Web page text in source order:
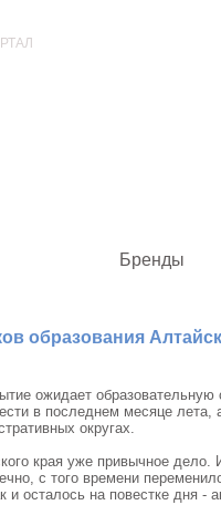
Бренды
образования
ожидает образовательную
в последнем месяце
округах.
края уже привычное
с того времени
и осталось на повестке дня